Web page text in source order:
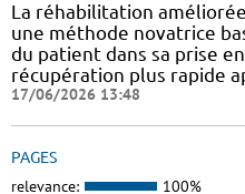
La réhabilitation
une méthode novatrice
du patient dans sa prise
récupération plus rapide
17/06/2026 13:48
PAGES
relevance: 100%